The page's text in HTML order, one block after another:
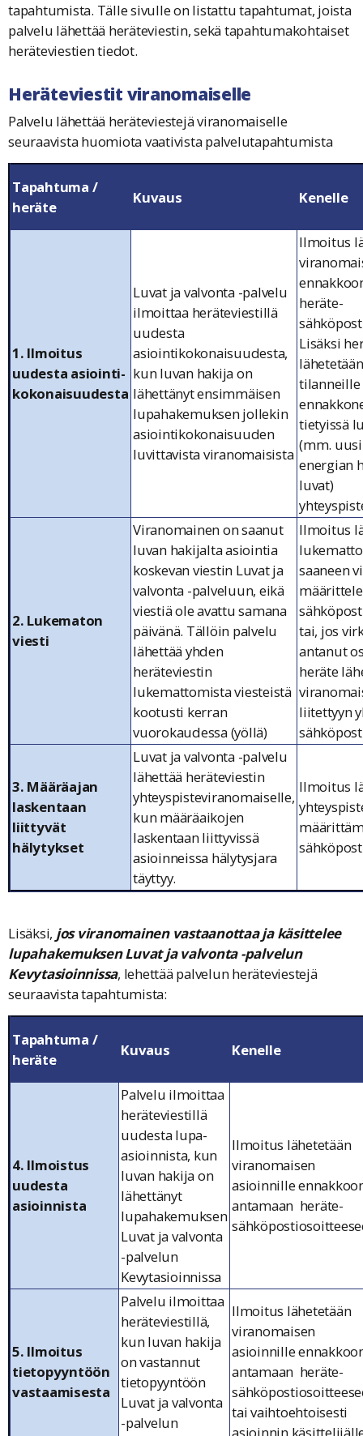
tapahtumista. Tälle sivulle on listattu tapahtumat, joista
palvelu lähettää heräteviestin, sekä tapahtumakohtaiset
heräteviestien tiedot.
Heräteviestit viranomaiselle
Palvelu lähettää heräteviestejä viranomaiselle
seuraavista huomiota vaativista palvelutapahtumista
Tapahtuma /
heräte
Kuvaus Kenelle
1. Ilmoitus
uudesta asiointi-
kokonaisuudesta
Luvat ja valvonta -palvelu
ilmoittaa heräteviestillä
uudesta
asiointikokonaisuudesta,
kun luvan hakija on
lähettänyt ensimmäisen
lupahakemuksen jollekin
asiointikokonaisuuden
luvittavista viranomaisista
Ilmoitus
heräte-
Lisäksi
tilanneille
tietyissä
(mm.
energian
luvat)
2. Lukematon
viesti
Viranomainen on saanut
luvan hakijalta asiointia
koskevan viestin Luvat ja
valvonta -palveluun, eikä
viestiä ole avattu samana
päivänä. Tällöin palvelu
lähettää yhden
heräteviestin
lukemattomista viesteistä
kootusti kerran
vuorokaudessa (yöllä)
Ilmoitus
saaneen
tai, jos
antanut
heräte
liitettyyn
3. Määräajan
laskentaan
liittyvät
hälytykset
Luvat ja valvonta -palvelu
lähettää heräteviestin
yhteyspisteviranomaiselle,
kun määräaikojen
laskentaan liittyvissä
asioinneissa hälytysjara
täyttyy.
Ilmoitus
Lisäksi, jos viranomainen vastaanottaa ja käsittelee
lupahakemuksen Luvat ja valvonta -palvelun
Kevytasioinnissa, lehettää palvelun heräteviestejä
seuraavista tapahtumista:
Tapahtuma /
heräte
Kuvaus Kenelle
4. Ilmoistus
uudesta
asioinnista
Palvelu ilmoittaa
heräteviestillä
uudesta lupa-
asioinnista, kun
luvan hakija on
lähettänyt
lupahakemuksen
Luvat ja valvonta
-palvelun
Kevytasioinnissa
Ilmoitus lähetetään
viranomaisen
asioinnille
antamaan heräte-
5. Ilmoitus
tietopyyntöön
vastaamisesta
Palvelu ilmoittaa
heräteviestillä,
kun luvan hakija
on vastannut
tietopyyntöön
Luvat ja valvonta
-palvelun
Ilmoitus lähetetään
viranomaisen
asioinnille
antamaan heräte-
tai vaihtoehtoisesti
asioinnin